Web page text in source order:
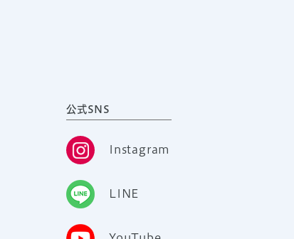
公式SNS
Instagram
LINE